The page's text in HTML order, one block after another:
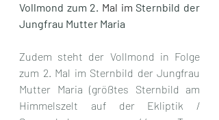
Vollmond zum 2. Mal im Sternbild der
Jungfrau Mutter Maria
Zudem steht der Vollmond in Folge
zum 2. Mal im Sternbild der Jungfrau
Mutter Maria (größtes Sternbild am
Himmelszelt auf der Ekliptik /